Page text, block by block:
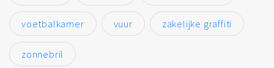
voetbalkamer vuur zakelijke graffiti
zonnebril